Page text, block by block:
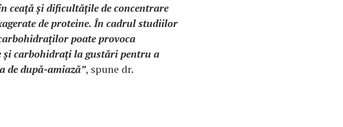
ceață și dificultățile de concentrare
de proteine. În cadrul studiilor
poate provoca
carbohidrați la gustări pentru a
de după-amiază”, spune dr.